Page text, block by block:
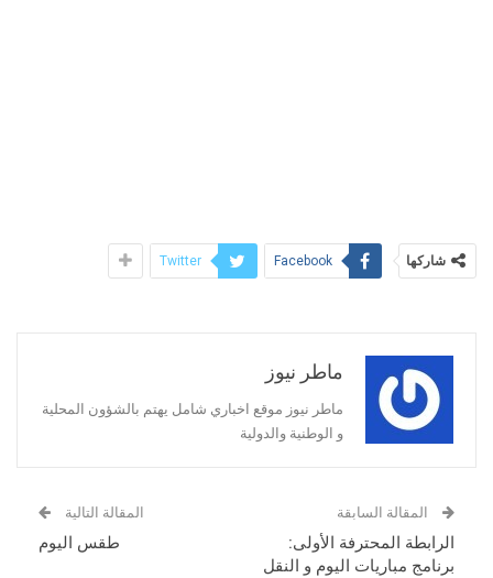
شاركها Facebook
Twitter
ماطر نيوز
ماطر نيوز موقع اخباري شامل يهتم بالشؤون المحلية
و الوطنية والدولية
المقالة السابقة
الرابطة المحترفة الأولى:
برنامج مباريات اليوم و النقل
المقالة التالية
طقس اليوم